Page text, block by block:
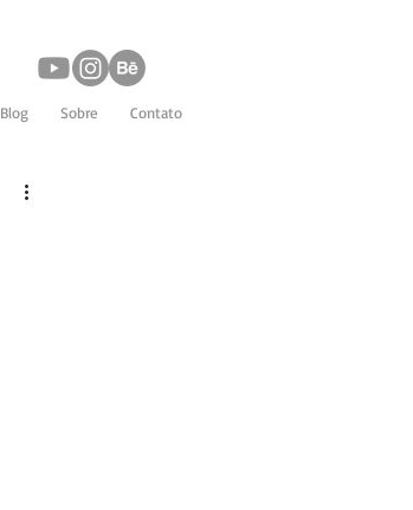
Blog Sobre Contato